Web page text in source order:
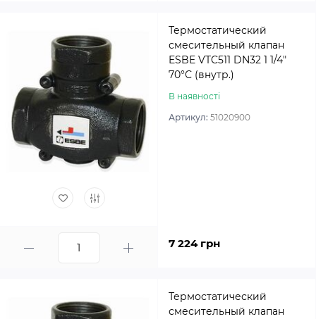
Термостатический
смесительный клапан
ESBE VTC511 DN32 1 1/4″
70°С (внутр.)
В наявності
Артикул: 51020900
7 224 грн
Термостатический
смесительный клапан